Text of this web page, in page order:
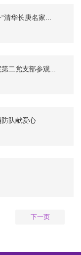
华长庚名家...
二党支部参观...
队献爱心
下一页